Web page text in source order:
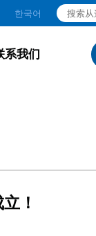
한국어
系我们
！